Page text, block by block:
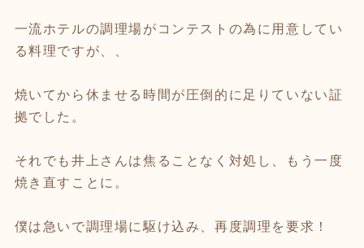
一流ホテルの調理場がコンテストの為に用意してい
る料理ですが、、
焼いてから休ませる時間が圧倒的に足りていない証
拠でした。
それでも井上さんは焦ることなく対処し、もう一度
焼き直すことに。
僕は急いで調理場に駆け込み、再度調理を要求！